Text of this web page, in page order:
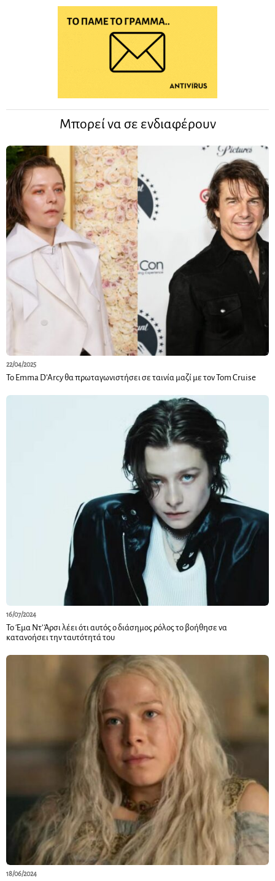
Μπορεί να σε ενδιαφέρουν
22/04/2025
Το Emma D’Arcy θα πρωταγωνιστήσει σε ταινία μαζί με τον Tom Cruise
16/07/2024
Το Έμα Ντ’Άρσι λέει ότι αυτός ο διάσημος ρόλος το βοήθησε να
κατανοήσει την ταυτότητά του
18/06/2024